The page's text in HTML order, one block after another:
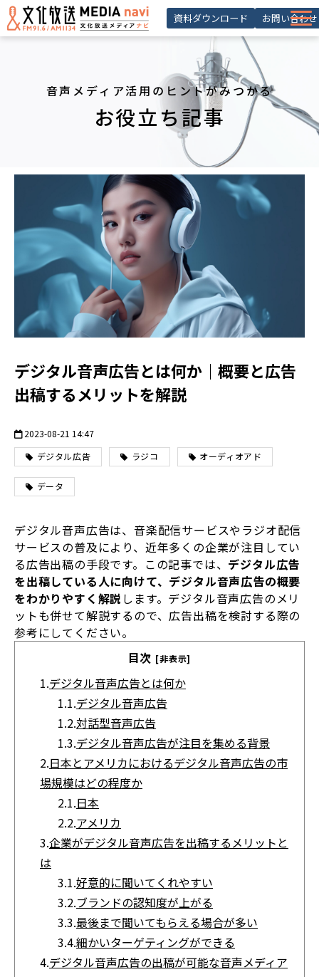
資料ダウンロード お問い合わせ
選ばれる理由
導入事例 ・活用事例
お役立ち記事
セミナー
よくあるご質問
会員登録
音声メディア活用のヒントがみつかる
お役立ち記事
デジタル音声広告とは何か｜概要と広告
出稿するメリットを解説
2023-08-21 14:47
デジタル広告
ラジコ オーディオアド
データ
デジタル音声広告は、音楽配信サービスやラジオ配信
サービスの普及により、近年多くの企業が注目してい
る広告出稿の手段です。この記事では、 デジタル広告
を出稿している人に向けて、デジタル音声広告の概要
をわかりやすく解説 します。デジタル音声広告のメリ
ットも併せて解説するので、広告出稿を検討する際の
参考にしてください。
目次 [非表示]
1.デジタル音声広告とは何か
1.1.デジタル音声広告
1.2.対話型音声広告
1.3.デジタル音声広告が注目を集める背景
2.日本とアメリカにおけるデジタル音声広告の市
場規模はどの程度か
2.1.日本
2.2.アメリカ
3.企業がデジタル音声広告を出稿するメリットと
は
3.1.好意的に聞いてくれやすい
3.2.ブランドの認知度が上がる
3.3.最後まで聞いてもらえる場合が多い
3.4.細かいターゲティングができる
4.デジタル音声広告の出稿が可能な音声メディア